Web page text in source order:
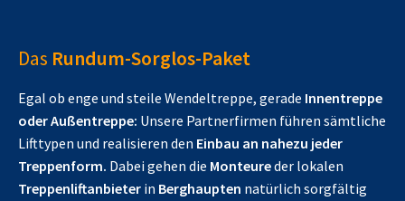
Das Rundum-Sorglos-Paket
Egal ob enge und steile Wendeltreppe, gerade Innentreppe
oder Außentreppe: Unsere Partnerfirmen führen sämtliche
Lifttypen und realisieren den Einbau an nahezu jeder
Treppenform. Dabei gehen die Monteureder lokalen
Treppenliftanbieter in Berghaupten natürlich sorgfältig